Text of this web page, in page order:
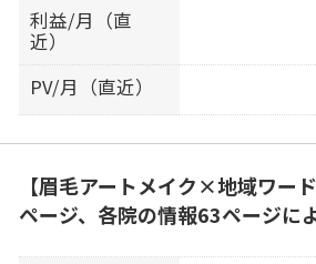
利益/月（直
近）
PV/月（直近）
【眉毛アートメイク×地域ワー
ページ、各院の情報63ページに